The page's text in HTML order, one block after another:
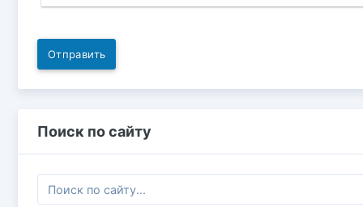
Отправить
Поиск по сайту